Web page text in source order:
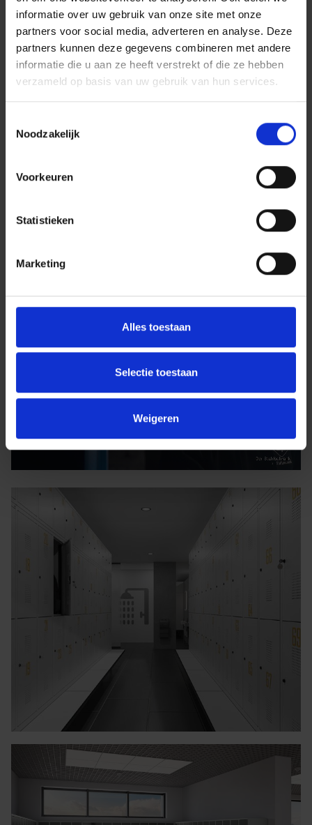
informatie over uw gebruik van onze site met onze
partners voor social media, adverteren en analyse. Deze
partners kunnen deze gegevens combineren met andere
informatie die u aan ze heeft verstrekt of die ze hebben
verzameld op basis van uw gebruik van hun services.
Noodzakelijk
Voorkeuren
Statistieken
Marketing
Alles toestaan
Selectie toestaan
Weigeren